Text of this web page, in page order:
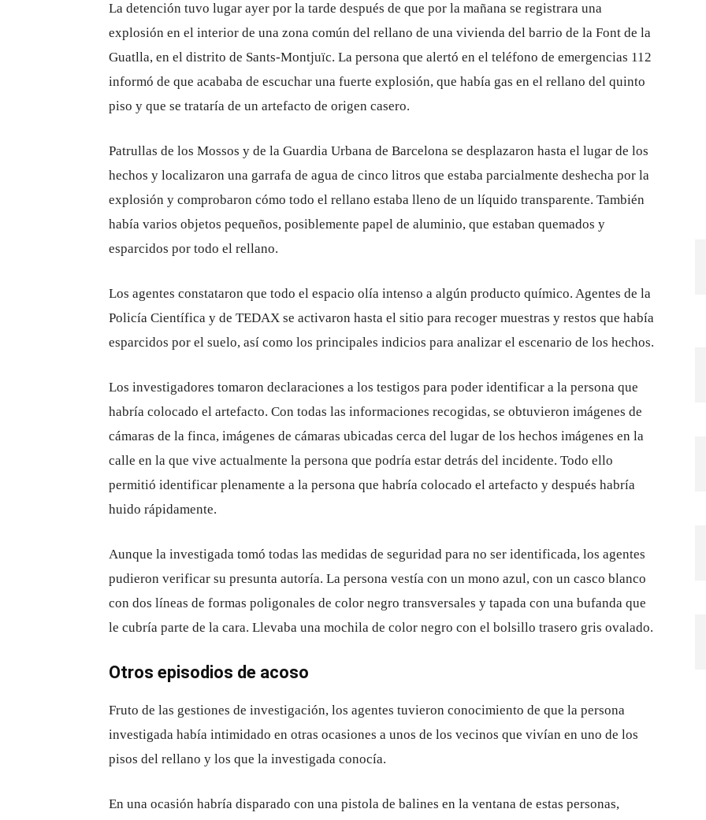
La detención tuvo lugar ayer por la tarde después de que por la mañana se registrara una
explosión en el interior de una zona común del rellano de una vivienda del barrio de la Font de la
Guatlla, en el distrito de Sants-Montjuïc. La persona que alertó en el teléfono de emergencias 112
informó de que acababa de escuchar una fuerte explosión, que había gas en el rellano del quinto
piso y que se trataría de un artefacto de origen casero.
Patrullas de los Mossos y de la Guardia Urbana de Barcelona se desplazaron hasta el lugar de los
hechos y localizaron una garrafa de agua de cinco litros que estaba parcialmente deshecha por la
explosión y comprobaron cómo todo el rellano estaba lleno de un líquido transparente. También
había varios objetos pequeños, posiblemente papel de aluminio, que estaban quemados y
esparcidos por todo el rellano.
Los agentes constataron que todo el espacio olía intenso a algún producto químico. Agentes de la
Policía Científica y de TEDAX se activaron hasta el sitio para recoger muestras y restos que había
esparcidos por el suelo, así como los principales indicios para analizar el escenario de los hechos.
Los investigadores tomaron declaraciones a los testigos para poder identificar a la persona que
habría colocado el artefacto. Con todas las informaciones recogidas, se obtuvieron imágenes de
cámaras de la finca, imágenes de cámaras ubicadas cerca del lugar de los hechos imágenes en la
calle en la que vive actualmente la persona que podría estar detrás del incidente. Todo ello
permitió identificar plenamente a la persona que habría colocado el artefacto y después habría
huido rápidamente.
Aunque la investigada tomó todas las medidas de seguridad para no ser identificada, los agentes
pudieron verificar su presunta autoría. La persona vestía con un mono azul, con un casco blanco
con dos líneas de formas poligonales de color negro transversales y tapada con una bufanda que
le cubría parte de la cara. Llevaba una mochila de color negro con el bolsillo trasero gris ovalado.
Otros episodios de acoso
Fruto de las gestiones de investigación, los agentes tuvieron conocimiento de que la persona
investigada había intimidado en otras ocasiones a unos de los vecinos que vivían en uno de los
pisos del rellano y los que la investigada conocía.
En una ocasión habría disparado con una pistola de balines en la ventana de estas personas,